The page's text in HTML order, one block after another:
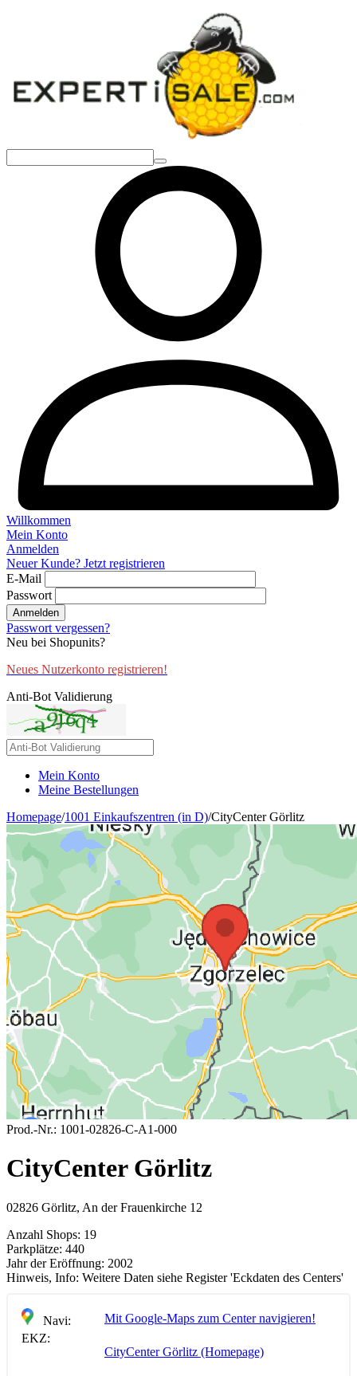
Willkommen
Mein Konto
Anmelden
Neuer Kunde? Jetzt registrieren
E-Mail
Passwort
Anmelden
Passwort vergessen?
Neu bei Shopunits?
Neues Nutzerkonto registrieren!
Anti-Bot Validierung
Mein Konto
Meine Bestellungen
Homepage/1001 Einkaufszentren (in D)/CityCenter Görlitz
Prod.-Nr.: 1001-02826-C-A1-000
CityCenter Görlitz
02826 Görlitz, An der Frauenkirche 12
Anzahl Shops: 19
Parkplätze: 440
Jahr der Eröffnung: 2002
Hinweis, Info: Weitere Daten siehe Register 'Eckdaten des Centers'
Navi:
Mit Google-Maps zum Center navigieren!
EKZ:
CityCenter Görlitz (Homepage)